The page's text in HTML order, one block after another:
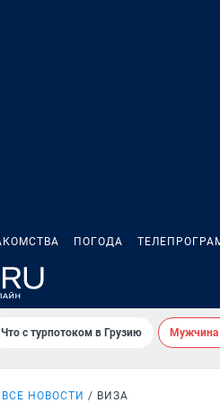
ПОГОДА
Что с турпотоком в Грузию Мужчина
ВСЕ НОВОСТИ ВИЗА